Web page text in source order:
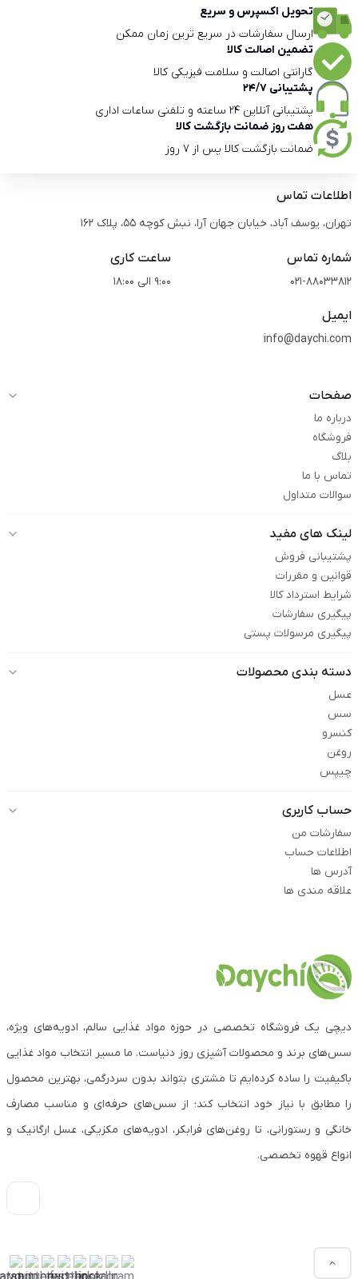
تحویل اکسپرس و سریع
ارسال سفارشات در سریع ترین زمان ممکن
تضمین اصالت کالا
گارانتی اصالت و سلامت فیزیکی کالا
پشتیبانی 24/7
پشتیبانی آنلاین 24 ساعته و تلفنی ساعات اداری
هفت روز ضمانت بازگشت کالا
ضمانت بازگشت کالا پس از 7 روز
اطلاعات تماس
تهران، یوسف آباد، خیابان جهان آرا، نبش کوچه 55، پلاک 162
شماره تماس
021-88033812
ساعت کاری
9:00 الی 18:00
ایمیل
info@daychi.com
صفحات
درباره ما
فروشگاه
بلاگ
تماس با ما
سوالات متداول
لینک های مفید
پشتیبانی فروش
قوانین و مقررات
شرایط استرداد کالا
پیگیری سفارشات
پیگیری مرسولات پستی
دسته بندی محصولات
عسل
سس
کنسرو
روغن
چیپس
حساب کاربری
سفارشات من
اطلاعات حساب
آدرس ها
علاقه مندی ها
دیچی یک فروشگاه تخصصی در حوزه مواد غذایی سالم، ادویه‌های ویژه،
سس‌های برند و محصولات آشپزی روز دنیاست. ما مسیر انتخاب مواد غذایی
باکیفیت را ساده کرده‌ایم تا مشتری بتواند بدون سردرگمی، بهترین محصول
را مطابق با نیاز خود انتخاب کند؛ از سس‌های حرفه‌ای و مناسب مصارف
خانگی و رستورانی، تا روغن‌های فرابکر، ادویه‌های مکزیکی، عسل ارگانیک و
انواع قهوه تخصصی.